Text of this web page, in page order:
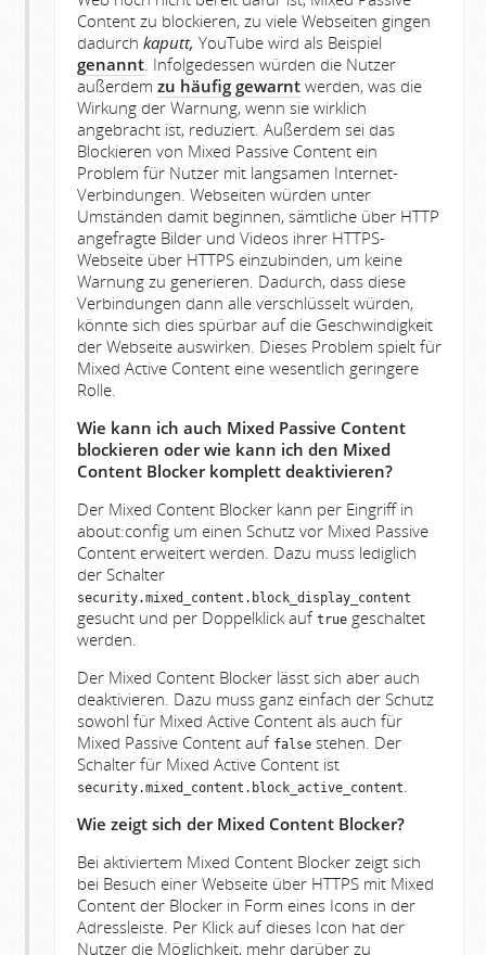
Content zu blockieren, zu viele Webseiten gingen
dadurch kaputt, YouTube wird als Beispiel
genannt. Infolgedessen würden die Nutzer
außerdem zu häufig gewarnt werden, was die
Wirkung der Warnung, wenn sie wirklich
angebracht ist, reduziert. Außerdem sei das
Blockieren von Mixed Passive Content ein
Problem für Nutzer mit langsamen Internet-
Verbindungen. Webseiten würden unter
Umständen damit beginnen, sämtliche über HTTP
angefragte Bilder und Videos ihrer HTTPS-
Webseite über HTTPS einzubinden, um keine
Warnung zu generieren. Dadurch, dass diese
Verbindungen dann alle verschlüsselt würden,
könnte sich dies spürbar auf die Geschwindigkeit
der Webseite auswirken. Dieses Problem spielt für
Mixed Active Content eine wesentlich geringere
Rolle.
Wie kann ich auch Mixed Passive Content
blockieren oder wie kann ich den Mixed
Content Blocker komplett deaktivieren?
Der Mixed Content Blocker kann per Eingriff in
about:config um einen Schutz vor Mixed Passive
Content erweitert werden. Dazu muss lediglich
der Schalter
security.mixed_content.block_display_content
gesucht und per Doppelklick auf true geschaltet
werden.
Der Mixed Content Blocker lässt sich aber auch
deaktivieren. Dazu muss ganz einfach der Schutz
sowohl für Mixed Active Content als auch für
Mixed Passive Content auf false stehen. Der
Schalter für Mixed Active Content ist
security.mixed_content.block_active_content.
Wie zeigt sich der Mixed Content Blocker?
Bei aktiviertem Mixed Content Blocker zeigt sich
bei Besuch einer Webseite über HTTPS mit Mixed
Content der Blocker in Form eines Icons in der
Adressleiste. Per Klick auf dieses Icon hat der
Nutzer die Möglichkeit, mehr darüber zu